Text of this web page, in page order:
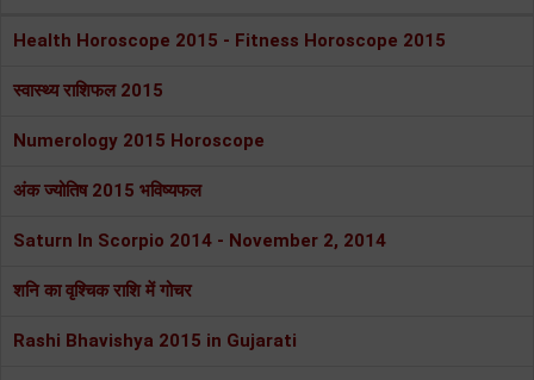
Health Horoscope 2015 - Fitness Horoscope 2015
स्वास्थ्य राशिफल 2015
Numerology 2015 Horoscope
अंक ज्योतिष 2015 भविष्यफल
Saturn In Scorpio 2014 - November 2, 2014
शनि का वृश्चिक राशि में गोचर
Rashi Bhavishya 2015 in Gujarati